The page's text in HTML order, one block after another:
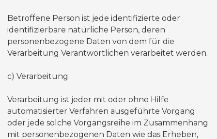
Betroffene Person ist jede identifizierte oder
identifizierbare natürliche Person, deren
personenbezogene Daten von dem für die
Verarbeitung Verantwortlichen verarbeitet werden.
c) Verarbeitung
Verarbeitung ist jeder mit oder ohne Hilfe
automatisierter Verfahren ausgeführte Vorgang
oder jede solche Vorgangsreihe im Zusammenhang
mit personenbezogenen Daten wie das Erheben,